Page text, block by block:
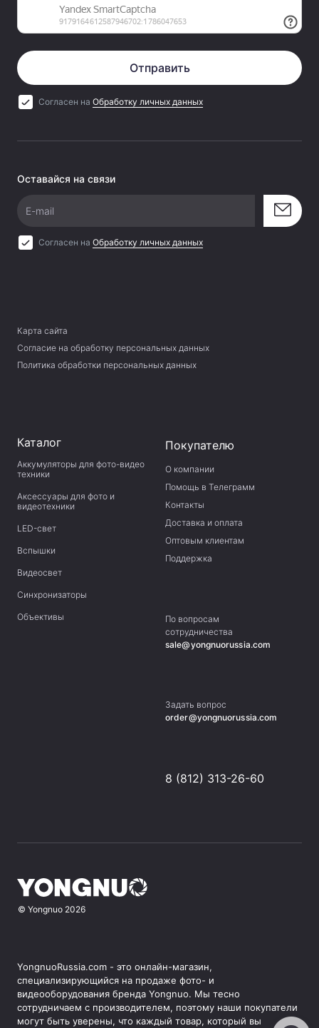
Отправить
Согласен на Обработку личных данных
Оставайся на связи
E-mail
Согласен на Обработку личных данных
Карта сайта
Согласие на обработку персональных данных
Политика обработки персональных данных
Каталог
Аккумуляторы для фото-видео
техники
Аксессуары для фото и
видеотехники
LED-свет
Вспышки
Видеосвет
Синхронизаторы
Объективы
Покупателю
О компании
Помощь в Телеграмм
Контакты
Доставка и оплата
Оптовым клиентам
Поддержка
По вопросам
сотрудничества
sale@yongnuorussia.com
Задать вопрос
order@yongnuorussia.com
8 (812) 313-26-60
© Yongnuo 2026
YongnuoRussia.com - это онлайн-магазин,
специализирующийся на продаже фото- и
видеооборудования бренда Yongnuo. Мы тесно
сотрудничаем с производителем, поэтому наши покупатели
могут быть уверены, что каждый товар, который вы